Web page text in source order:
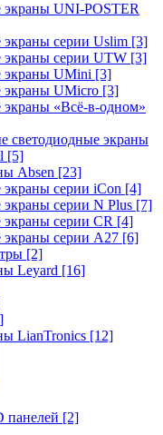
UNI-POSTER
серии Uslim [3]
серии UTW [3]
экраны UMini [3]
экраны UMicro [3]
«Всё-в-одном»
светодиодные экраны
[5]
Absen [23]
серии iCon [4]
серии N Plus [7]
серии CR [4]
серии А27 [6]
[2]
Leyard [16]
LianTronics [12]
панелей [2]